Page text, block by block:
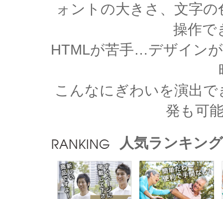
ォントの大きさ、文字
操作で
HTMLが苦手…デザイン
こんなにぎわいを演出
発も可
人気ランキング